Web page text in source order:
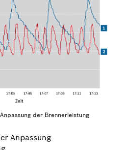
der Brennerleistung
Anpassung